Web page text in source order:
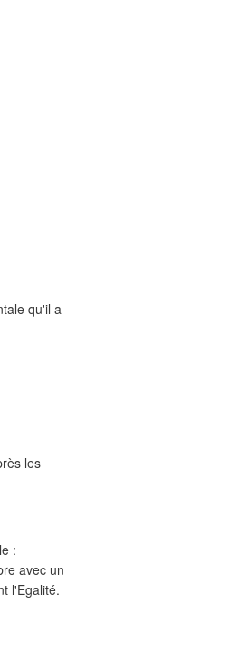
qu'il a
les
:
avec un
l'Egalité.